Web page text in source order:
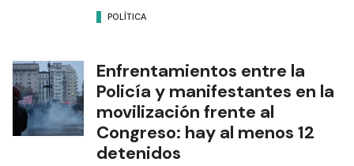
POLÍTICA
Enfrentamientos entre la
Policía y manifestantes en la
movilización frente al
Congreso: hay al menos 12
detenidos